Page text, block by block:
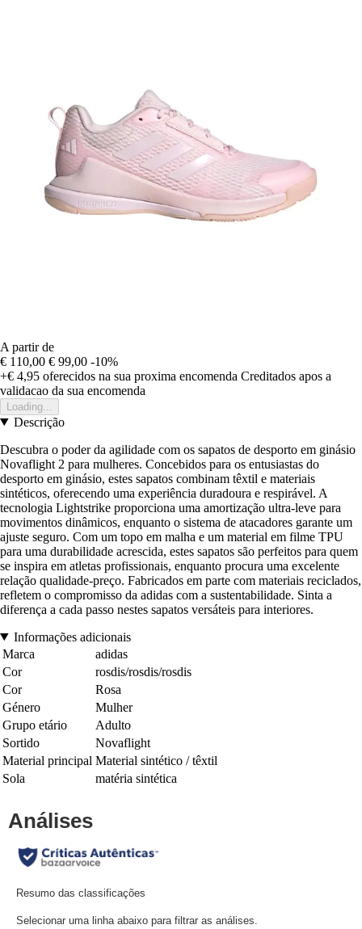
A partir de
€ 110,00 € 99,00 -10%
+€ 4,95 oferecidos na sua proxima encomenda Creditados apos a
validacao da sua encomenda
Loading...
Descrição
Descubra o poder da agilidade com os sapatos de desporto em ginásio
Novaflight 2 para mulheres. Concebidos para os entusiastas do
desporto em ginásio, estes sapatos combinam têxtil e materiais
sintéticos, oferecendo uma experiência duradoura e respirável. A
tecnologia Lightstrike proporciona uma amortização ultra-leve para
movimentos dinâmicos, enquanto o sistema de atacadores garante um
ajuste seguro. Com um topo em malha e um material em filme TPU
para uma durabilidade acrescida, estes sapatos são perfeitos para quem
se inspira em atletas profissionais, enquanto procura uma excelente
relação qualidade-preço. Fabricados em parte com materiais reciclados,
refletem o compromisso da adidas com a sustentabilidade. Sinta a
diferença a cada passo nestes sapatos versáteis para interiores.
Informações adicionais
Marca
adidas
Cor
rosdis/rosdis/rosdis
Cor
Rosa
Género
Mulher
Grupo etário
Adulto
Sortido
Novaflight
Material principal Material sintético / têxtil
Sola
matéria sintética